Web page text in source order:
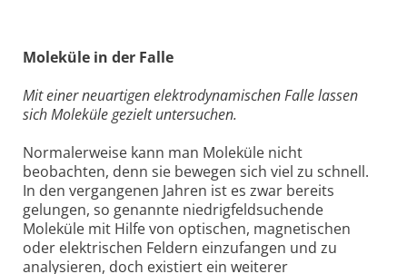
Moleküle in der Falle
Mit einer neuartigen elektrodynamischen Falle lassen
sich Moleküle gezielt untersuchen.
Normalerweise kann man Moleküle nicht
beobachten, denn sie bewegen sich viel zu schnell.
In den vergangenen Jahren ist es zwar bereits
gelungen, so genannte niedrigfeldsuchende
Moleküle mit Hilfe von optischen, magnetischen
oder elektrischen Feldern einzufangen und zu
analysieren, doch existiert ein weiterer